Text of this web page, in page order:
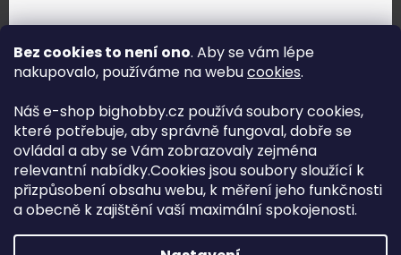
Bez cookies to není ono. Aby se vám lépe
nakupovalo, používáme na webucookies.
Náš e-shop bighobby.cz používá soubory cookies,
které potřebuje, aby správně fungoval, dobře se
ovládal a aby se Vám zobrazovaly zejména
relevantní nabídky.Cookies jsou soubory sloužící k
přizpůsobení obsahu webu, k měření jeho funkčnosti
a obecně k zajištění vaší maximální spokojenosti.
Jak vybrat správné servo?
Najít správné servo